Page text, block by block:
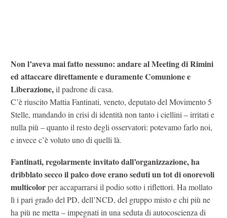
Non l’aveva mai fatto nessuno: andare al Meeting di Rimini
ed attaccare direttamente e duramente Comunione e
Liberazione,il padrone di casa.
C’è riuscito Mattia Fantinati, veneto, deputato del Movimento 5
Stelle, mandando in crisi di identità non tanto i ciellini – irritati e
nulla più – quanto il resto degli osservatori: potevamo farlo noi,
e invece c’è voluto uno di quelli là.
Fantinati, regolarmente invitato dall’organizzazione, ha
dribblato secco il palco dove erano seduti un tot di onorevoli
multicolorper accaparrarsi il podio sotto i riflettori. Ha mollato
lì i pari grado del PD, dell’NCD, del gruppo misto e chi più ne
ha più ne metta – impegnati in una seduta di autocoscienza di